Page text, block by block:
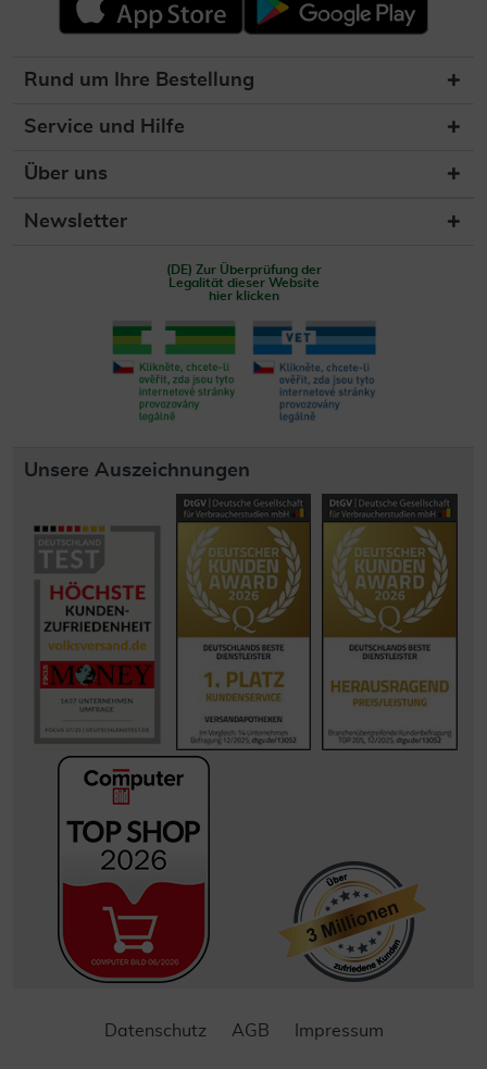
Rund um Ihre Bestellung
Service und Hilfe
Über uns
Newsletter
(DE) Zur Überprüfung der
Legalität dieser Website
hier klicken
Unsere Auszeichnungen
Datenschutz AGB Impressum